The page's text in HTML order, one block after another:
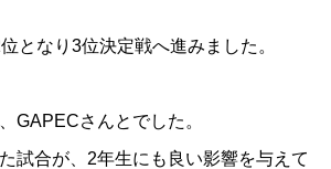
となり3位決定戦へ進みました。
GAPECさんとでした。
試合が、2年生にも良い影響を与えて